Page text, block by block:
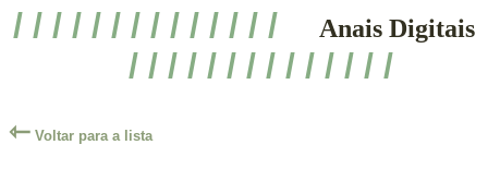
/ / / / / / / / / / / / / / Anais Digitais
/ / / / / / / / / / / / / /
⇽ Voltar para a lista